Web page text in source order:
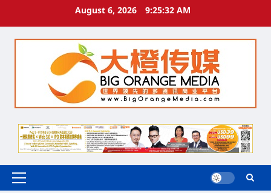
August 6, 2026 9:25:33 AM
Primary